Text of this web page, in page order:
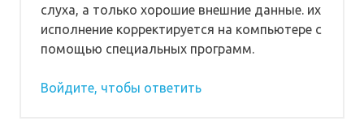
слуха, а только хорошие внешние данные. их
исполнение корректируется на компьютере с
помощью специальных программ.
Войдите, чтобы ответить